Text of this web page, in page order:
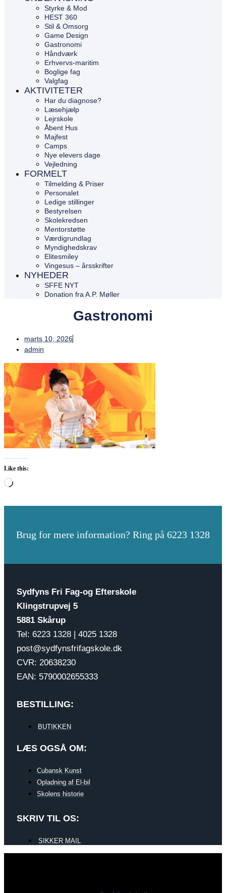
Styrke & Mod
HEST 360
Stil & Omsorg
Game Design
Gastronomi
Håndværk
Erhvervs-maritim
Boglige fag
Valgfag
AKTIVITETER
Har du diagnose?
Læsehjælp
Lejrskole
Åbent Hus
Majfest
Camps
Nye elevers dage
Vejledning
FORMELT
Tilmelding & Priser
Personalet
Ledige stillinger
Bestyrelsen
Skolekredsen
Mentorstøtte
Værdigrundlag
Myndighedskrav
Elitesmiley
Vingesus – årsskrifter
NYHEDER
SFFE NYT
Donation fra A.P. Møller
Gastronomi
marts 10, 2026
admin
Like this:
Loading…
Brug for mere information? Ring på 6223 1328
Sydfyns Fri Fag-og Efterskole
Klingstrupvej 5
5881 Skårup
Tel: 6223 1328 | 4025 1328
post@sydfynsfrifagskole.dk
CVR: 20638230
EAN: 5790002655333
BESTILLING:
BUTIKKEN
LÆS OGSÅ OM:
Cubansk Kunst
Opladning af El-bil
Skolens historie
SKRIV TIL OS:
SIKKER MAIL